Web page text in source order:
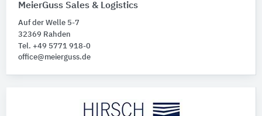
MeierGuss Sales & Logistics
Auf der Welle 5-7
32369 Rahden
Tel. +49 5771 918-0
office@meierguss.de